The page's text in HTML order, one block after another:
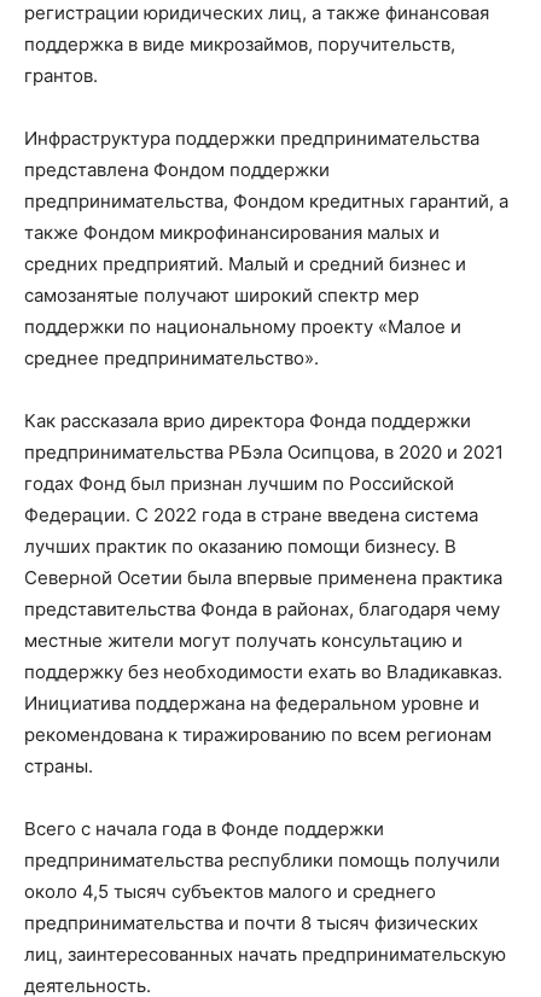
регистрации юридических лиц, а также финансовая
поддержка в виде микрозаймов, поручительств,
грантов.
Инфраструктура поддержки предпринимательства
представлена Фондом поддержки
предпринимательства, Фондом кредитных гарантий, а
также Фондом микрофинансирования малых и
средних предприятий. Малый и средний бизнес и
самозанятые получают широкий спектр мер
поддержки по национальному проекту «Малое и
среднее предпринимательство».
Как рассказала врио директора Фонда поддержки
предпринимательства РБэла Осипцова, в 2020 и 2021
годах Фонд был признан лучшим по Российской
Федерации. С 2022 года в стране введена система
лучших практик по оказанию помощи бизнесу. В
Северной Осетии была впервые применена практика
представительства Фонда в районах, благодаря чему
местные жители могут получать консультацию и
поддержку без необходимости ехать во Владикавказ.
Инициатива поддержана на федеральном уровне и
рекомендована к тиражированию по всем регионам
страны.
Всего с начала года в Фонде поддержки
предпринимательства республики помощь получили
около 4,5 тысяч субъектов малого и среднего
предпринимательства и почти 8 тысяч физических
лиц, заинтересованных начать предпринимательскую
деятельность.